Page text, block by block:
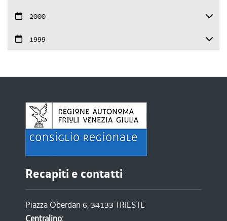
2000
1999
Recapiti e contatti
Piazza Oberdan 6, 34133 TRIESTE
Centralino: